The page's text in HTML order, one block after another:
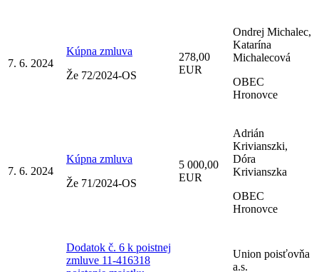
7. 6. 2024
Kúpna zmluva
Že 72/2024-OS
278,00
EUR
Ondrej Michalec,
Katarína
Michalecová
OBEC
Hronovce
7. 6. 2024
Kúpna zmluva
Že 71/2024-OS
5 000,00
EUR
Adrián
Krivianszki,
Dóra
Krivianszka
OBEC
Hronovce
Dodatok č. 6 k poistnej
zmluve 11-416318
Union poisťovňa
a.s.